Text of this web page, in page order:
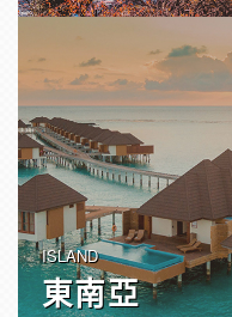
ISLAND
東南亞